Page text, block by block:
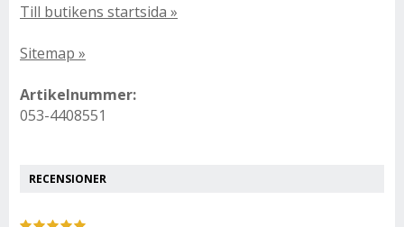
Till butikens startsida »
Sitemap »
Artikelnummer:
053-4408551
RECENSIONER